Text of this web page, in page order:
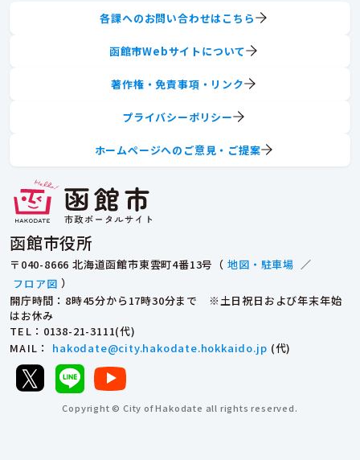
函館市役所
〒040-8666 北海道函館市東雲町4番13号（ 地図・駐車場 ／
フロア図 ）
開庁時間：8時45分から17時30分まで ※土日祝日および年末年始
はお休み
TEL ：0138-21-3111(代)
MAIL ： hakodate@city.hakodate.hokkaido.jp (代)
各課へのお問い合わせはこちら
函館市Webサイトについて
著作権・免責事項・リンク
プライバシーポリシー
ホームページへのご意見・ご提案
Copyright © City of Hakodate all rights reserved.